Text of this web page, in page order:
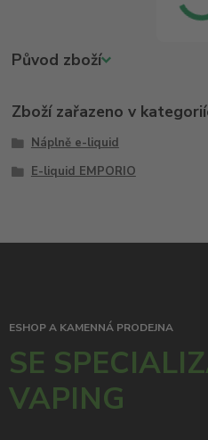
Původ zboží
Zboží zařazeno v
Náplně e-liquid
E-liquid EMPORIO
ESHOP A KAMENNÁ PRODEJNA
SE
VAPING